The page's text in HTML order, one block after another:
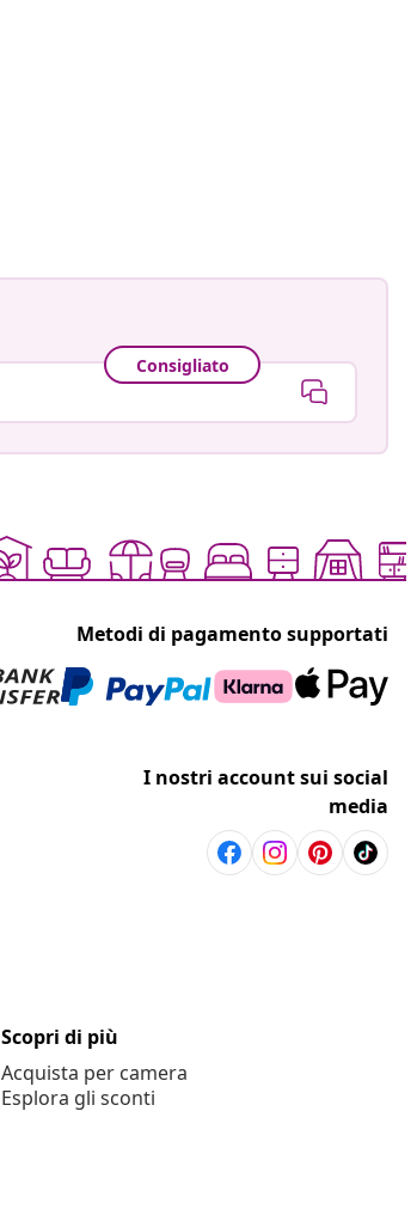
Consigliato
Metodi di pagamento supportati
I nostri account sui social
media
Scopri di più
Acquista per camera
Esplora gli sconti